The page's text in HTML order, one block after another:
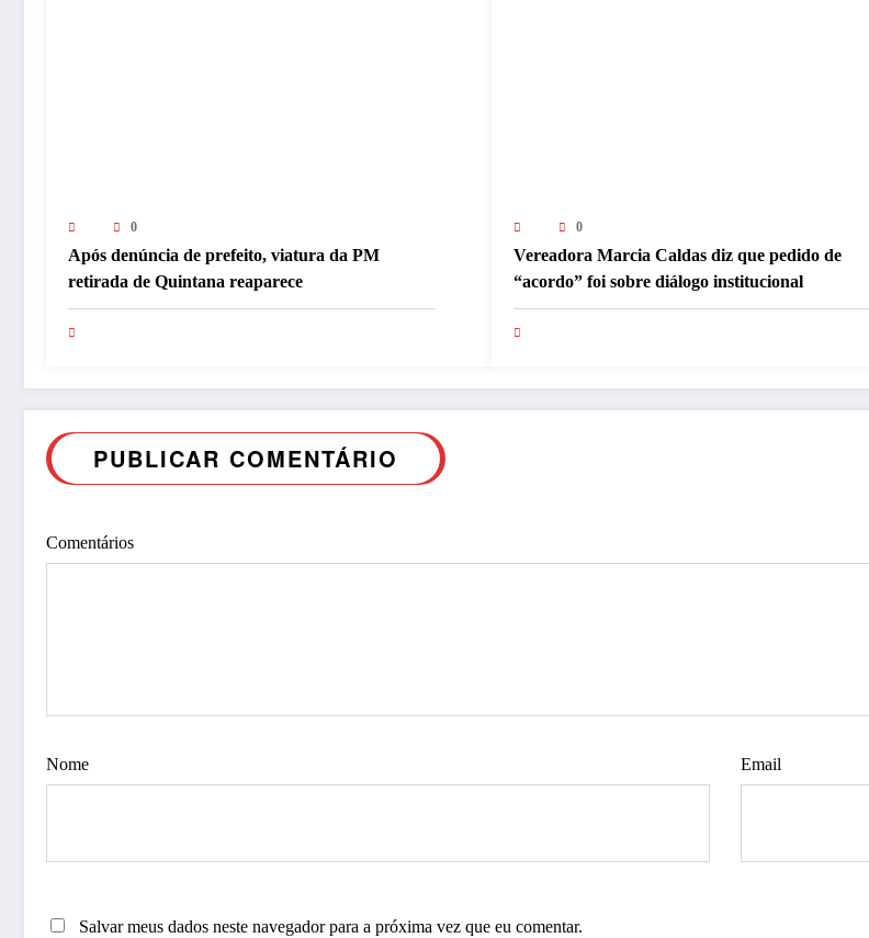
0
Após denúncia de prefeito, viatura da PM
retirada de Quintana reaparece
0
Vereadora Marcia Caldas diz que pedido de
“acordo” foi sobre diálogo institucional
PUBLICAR COMENTÁRIO
Comentários
Nome Email
Salvar meus dados neste navegador para a próxima vez que eu comentar.